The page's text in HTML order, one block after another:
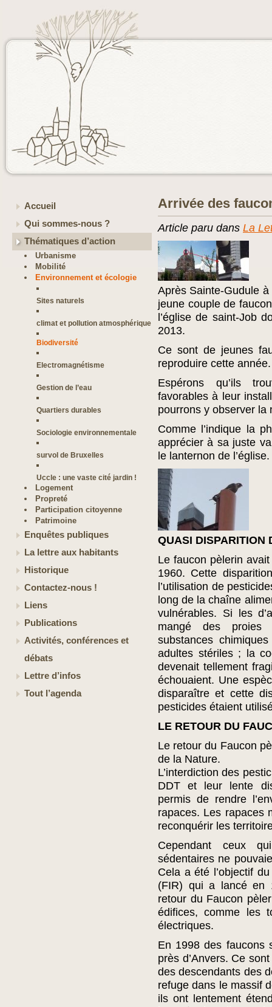
Accueil
Qui sommes-nous ?
Thématiques d’action
Urbanisme
Mobilité
Environnement et écologie
Sites naturels
climat et pollution atmosphérique
Biodiversité
Electromagnétisme
Gestion de l’eau
Quartiers durables
Sociologie environnementale
survol de Bruxelles
Uccle : une vaste cité jardin !
Logement
Propreté
Participation citoyenne
Patrimoine
Enquêtes publiques
La lettre aux habitants
Historique
Contactez-nous !
Liens
Publications
Activités, conférences et
débats
Lettre d’infos
Tout l’agenda
Arrivée des
Article paru dans La
Après Sainte-Gudule
jeune couple de
l’église de saint-Job
2013.
Ce sont de jeunes
reproduire cette année.
Espérons qu’ils
favorables à leur
pourrons y observer la
Comme l’indique la
apprécier à sa juste
le lanternon de
QUASI DISPARITION
Le faucon pèlerin
1960. Cette
l’utilisation de
long de la chaîne
vulnérables. Si les
mangé des proies
substances
adultes stériles ; la
devenait tellement
échouaient. Une
disparaître et cette
pesticides étaient
LE RETOUR DU
Le retour du Faucon
de la Nature.
L’interdiction des
DDT et leur lente
permis de rendre
rapaces. Les rapaces
reconquérir les
Cependant ceux
sédentaires ne
Cela a été l’objectif
(FIR) qui a lancé en
retour du Faucon
édifices, comme les
électriques.
En 1998 des faucons
près d’Anvers. Ce
des descendants des
refuge dans le massif
ils ont lentement